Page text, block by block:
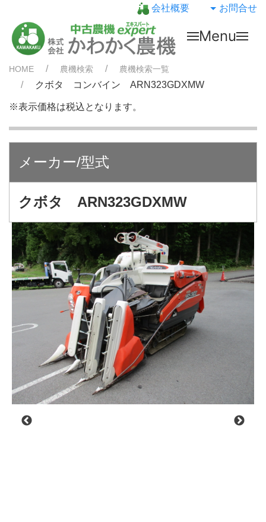
会社概要 お問合せ
Menu
HOME 農機検索 農機検索一覧
クボタ コンバイン ARN323GDXMW
※表示価格は税込となります。
メーカー/型式
クボタ ARN323GDXMW